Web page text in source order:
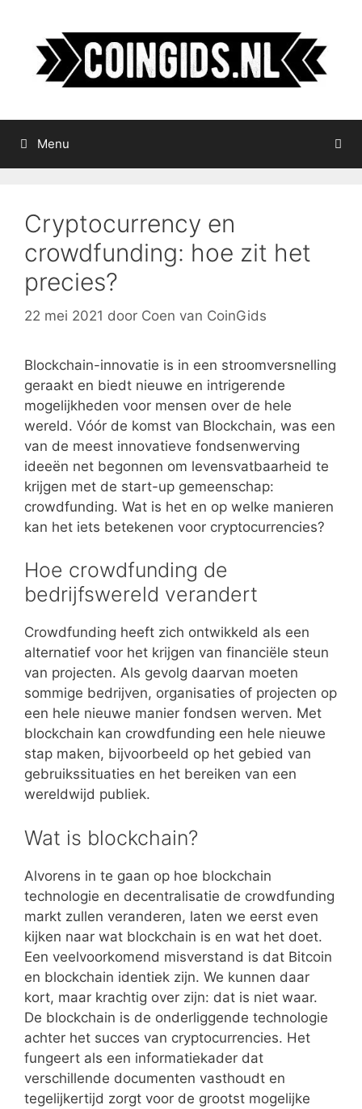
inhoud
Menu
Cryptocurrency en
crowdfunding: hoe zit het
precies?
22 mei 2021 door Coen van CoinGids
Blockchain-innovatie is in een stroomversnelling
geraakt en biedt nieuwe en intrigerende
mogelijkheden voor mensen over de hele
wereld. Vóór de komst van Blockchain, was een
van de meest innovatieve fondsenwerving
ideeën net begonnen om levensvatbaarheid te
krijgen met de start-up gemeenschap:
crowdfunding. Wat is het en op welke manieren
kan het iets betekenen voor cryptocurrencies?
Hoe crowdfunding de
bedrijfswereld verandert
Crowdfunding heeft zich ontwikkeld als een
alternatief voor het krijgen van financiële steun
van projecten. Als gevolg daarvan moeten
sommige bedrijven, organisaties of projecten op
een hele nieuwe manier fondsen werven. Met
blockchain kan crowdfunding een hele nieuwe
stap maken, bijvoorbeeld op het gebied van
gebruikssituaties en het bereiken van een
wereldwijd publiek.
Wat is blockchain?
Alvorens in te gaan op hoe blockchain
technologie en decentralisatie de crowdfunding
markt zullen veranderen, laten we eerst even
kijken naar wat blockchain is en wat het doet.
Een veelvoorkomend misverstand is dat Bitcoin
en blockchain identiek zijn. We kunnen daar
kort, maar krachtig over zijn: dat is niet waar.
De blockchain is de onderliggende technologie
achter het succes van cryptocurrencies. Het
fungeert als een informatiekader dat
verschillende documenten vasthoudt en
tegelijkertijd zorgt voor de grootst mogelijke